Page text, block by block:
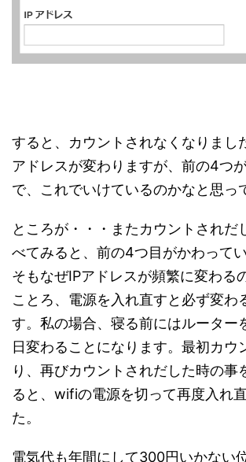
すると、カウントされなくなりまし
アドレスが変わりますが、前の4つ
で、これでいけているのかなと思っ
ところが・・・またカウントされだ
べてみると、前の4つ目がかわって
そもなぜIPアドレスが頻繁に変わる
ことろ、電源を入れ直すと必ず変わ
す。私の場合、寝る前にはルーター
日変わることになります。最初カウ
り、再びカウントされだした時の事
ると、wifiの電源を切って再度入れ
た。
電気代も年間にして300円いかない